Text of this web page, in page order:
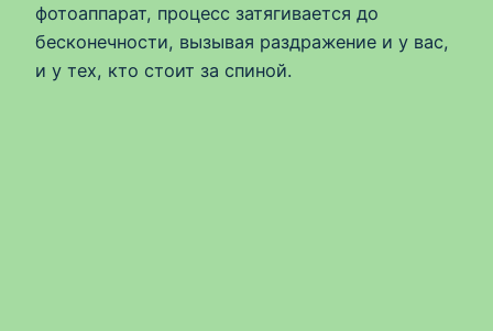
фотоаппарат, процесс затягивается до
бесконечности, вызывая раздражение и у вас,
и у тех, кто стоит за спиной.